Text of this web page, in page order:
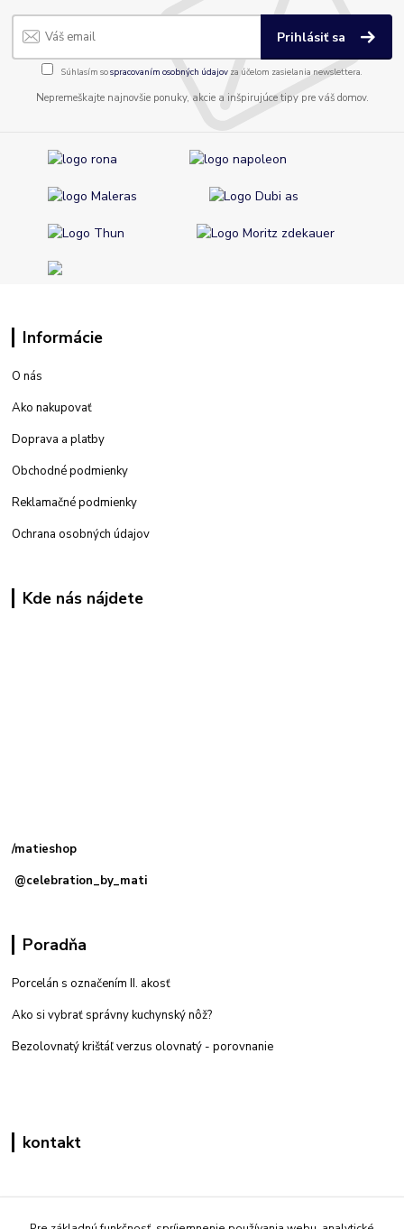
Prihlásiť sa
Súhlasím sospracovaním osobných údajov za účelom zasielania newslettera.
Nepremeškajte najnovšie ponuky, akcie a inšpirujúce tipy pre váš domov.
Informácie
O nás
Ako nakupovať
Doprava a platby
Obchodné podmienky
Reklamačné podmienky
Ochrana osobných údajov
Kde nás nájdete
/matieshop
@celebration_by_mati
Poradňa
Porcelán s označením II. akosť
Ako si vybrať správny kuchynský nôž?
Bezolovnatý krištáľ verzus olovnatý - porovnanie
kontakt